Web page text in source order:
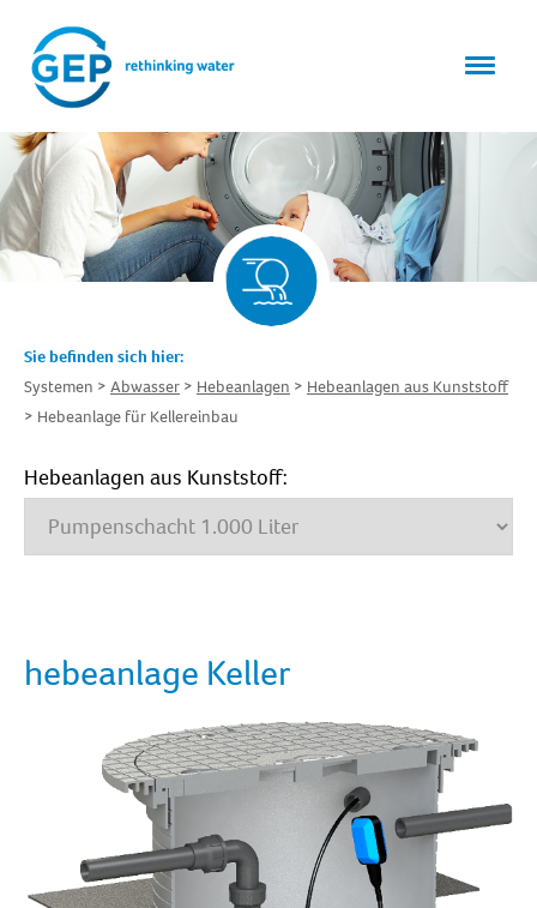
Sie befinden sich hier:
Systemen
Abwasser Hebeanlagen
Hebeanlagen aus Kunststoff
Hebeanlage für Kellereinbau
Hebeanlagen aus Kunststoff:
hebeanlage Keller